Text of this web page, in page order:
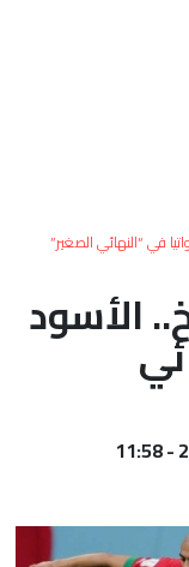
في “النهائي الصغير”
الأسود